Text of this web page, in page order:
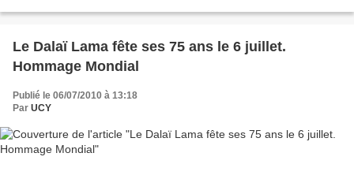
Le Dalaï Lama fête ses 75 ans le 6 juillet.
Hommage Mondial
Publié le 06/07/2010 à 13:18
Par UCY